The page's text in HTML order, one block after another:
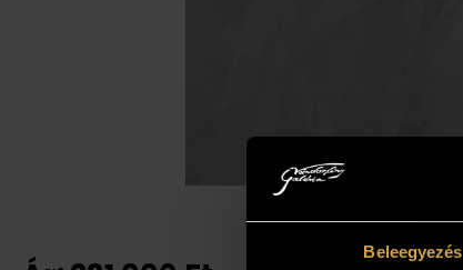
Beleegyezés